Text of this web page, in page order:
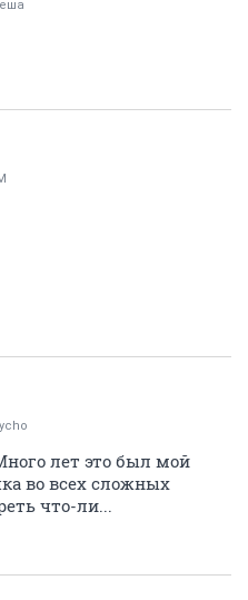
лет это был мой
во всех сложных
что-ли...